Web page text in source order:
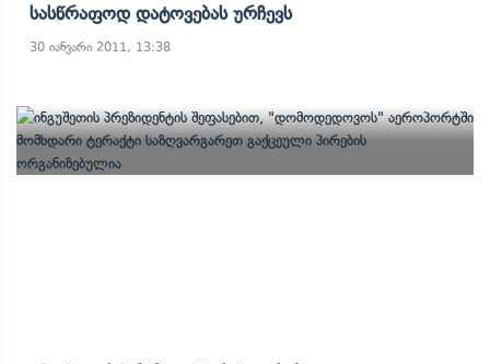
Სასწრაფოდ Დატოვებას Ურჩევს
30 იანვარი 2011, 13:38